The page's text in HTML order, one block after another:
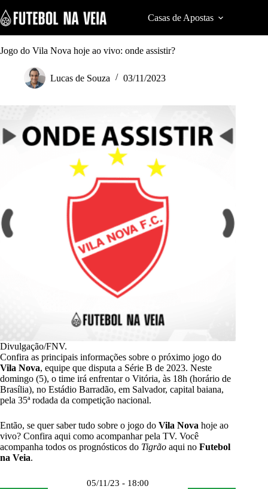
k
i
p
t
Casas de Apostas
Jogo do Vila Nova hoje ao vivo: onde assistir?
Lucas de Souza 03/11/2023
Divulgação/FNV.
Confira as principais informações sobre o próximo jogo do
Vila Nova, equipe que disputa a Série B de 2023. Neste
domingo (5), o time irá enfrentar o Vitória, às 18h (horário de
Brasília), no Estádio Barradão, em Salvador, capital baiana,
pela 35ª rodada da competição nacional.
Então, se quer saber tudo sobre o jogo do Vila Nova hoje ao
vivo? Confira aqui como acompanhar pela TV. Você
acompanha todos os prognósticos do Tigrão aqui no Futebol
na Veia.
05/11/23 - 18:00